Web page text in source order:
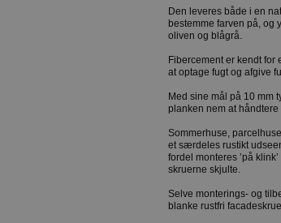
Den leveres både i en
bestemme farven på,
oliven og blågrå.
Fibercement er kendt for
at optage fugt og afgive
Med sine mål på 10 mm
planken nem at
Sommerhuse,
et særdeles rustikt
fordel monteres ’på
skruerne skjulte.
Selve monterings- og
blanke rustfri